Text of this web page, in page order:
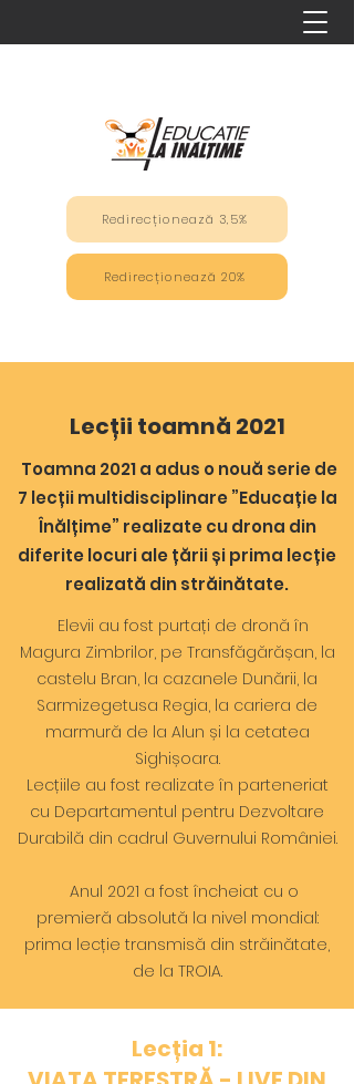
Redirecționează 3,5%
Redirecționează 20%
Lecții toamnă 2021
Toamna 2021 a adus o nouă serie de
7 lecții multidisciplinare ”Educație la
Înălțime” realizate cu drona din
diferite locuri ale țării și prima lecție
realizată din străinătate.
Elevii au fost purtați de dronă în
Magura Zimbrilor, pe Transfăgărășan, la
castelu Bran, la cazanele Dunării, la
Sarmizegetusa Regia, la cariera de
marmură de la Alun și la cetatea
Sighișoara.
Lecțiile au fost realizate în parteneriat
cu Departamentul pentru Dezvoltare
Durabilă din cadrul Guvernului României.
Anul 2021 a fost încheiat cu o
premieră absolută la nivel mondial:
prima lecție transmisă din străinătate,
de la TROIA.
Lecția 1: